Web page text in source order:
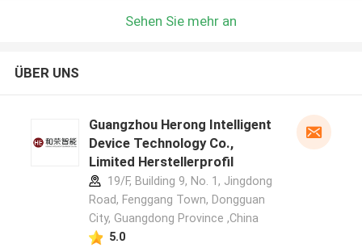
Sehen Sie mehr an
ÜBER UNS
Guangzhou Herong Intelligent
Device Technology Co.,
Limited Herstellerprofil
19/F, Building 9, No. 1, Jingdong
Road, Fenggang Town, Dongguan
City, Guangdong Province ,China
5.0